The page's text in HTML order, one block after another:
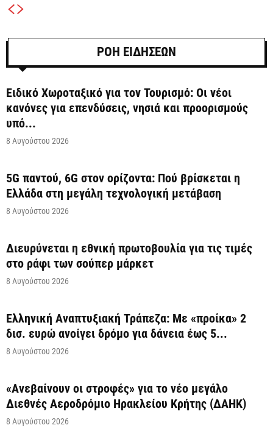
ΡΟΗ ΕΙΔΗΣΕΩΝ
Ειδικό Χωροταξικό για τον Τουρισμό: Οι νέοι
κανόνες για επενδύσεις, νησιά και προορισμούς
υπό...
8 Αυγούστου 2026
5G παντού, 6G στον ορίζοντα: Πού βρίσκεται η
Ελλάδα στη μεγάλη τεχνολογική μετάβαση
8 Αυγούστου 2026
Διευρύνεται η εθνική πρωτοβουλία για τις τιμές
στο ράφι των σούπερ μάρκετ
8 Αυγούστου 2026
Ελληνική Αναπτυξιακή Τράπεζα: Με «προίκα» 2
δισ. ευρώ ανοίγει δρόμο για δάνεια έως 5...
8 Αυγούστου 2026
«Ανεβαίνουν οι στροφές» για το νέο μεγάλο
Διεθνές Αεροδρόμιο Ηρακλείου Κρήτης (ΔΑΗΚ)
8 Αυγούστου 2026